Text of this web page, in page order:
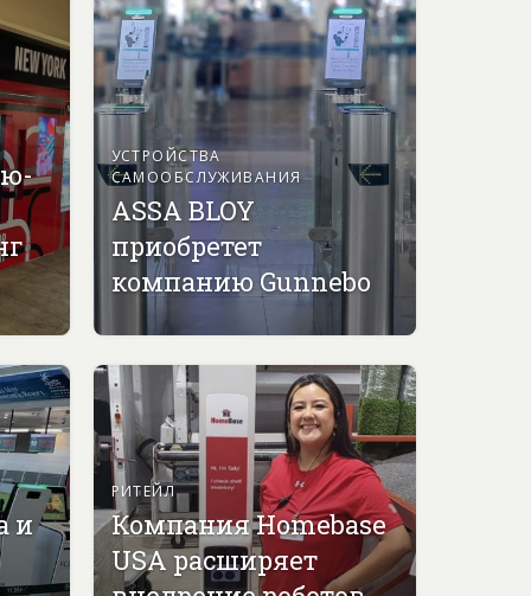
УСТРОЙСТВА
САМООБСЛУЖИВАНИЯ
ASSA BLOY
приобретет
компанию Gunnebo
и
РИТЕЙЛ
Компания Homebase
USA расширяет